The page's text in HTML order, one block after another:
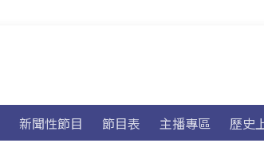
新聞性節目 節目表 主播專區 歷史